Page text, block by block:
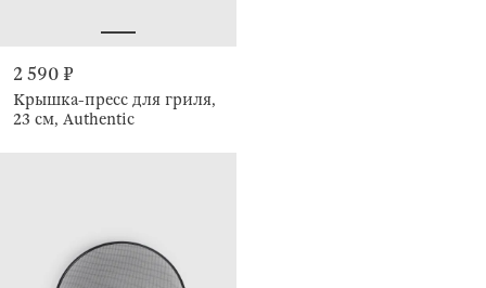
2 590 ₽
Крышка-пресс для гриля,
23 см, Authentic